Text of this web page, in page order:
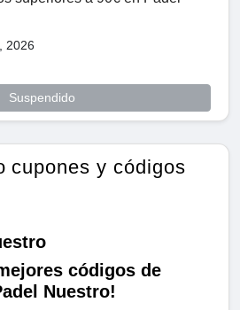
2026
Suspendido
cupones y códigos
códigos de
Nuestro!